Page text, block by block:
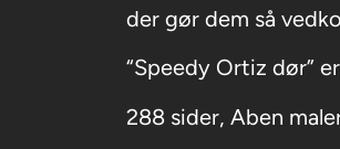
der gør dem så
“Speedy Ortiz dør”
288 sider, Aben